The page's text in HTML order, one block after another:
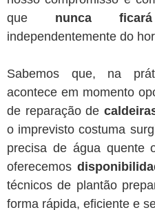
que nunca
independentemente do
Sabemos que, na
acontece em momento
de reparação de
o imprevisto costuma
precisa de água quente
oferecemos
técnicos de plantão
forma rápida, eficiente e